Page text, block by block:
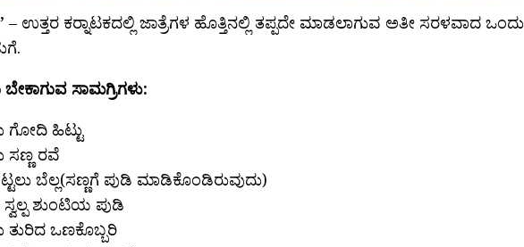
– ಉತ್ತರ ಕರ‍್ನಾಟಕದಲ್ಲಿ ಜಾತ್ರೆಗಳ ಹೊತ್ತಿನಲ್ಲಿ ತಪ್ಪದೇ ಮಾಡಲಾಗುವ ಅತೀ ಸರಳವಾದ ಒಂದು
ಸಾಮಗ್ರಿಗಳು:
ಗೋದಿ ಹಿಟ್ಟು
ಸಣ್ಣ ರವೆ
ಬೆಲ್ಲ(ಸಣ್ಣಗೆ ಪುಡಿ ಮಾಡಿಕೊಂಡಿರುವುದು)
ಸ್ವಲ್ಪ ಶುಂಟಿಯ ಪುಡಿ
ತುರಿದ ಒಣಕೊಬ್ಬರಿ